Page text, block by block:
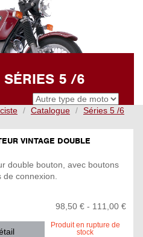
SÉRIES 5 /6
Catalogue Séries 5 /6
VINTAGE DOUBLE
double bouton, avec boutons
de connexion.
98,50 € - 111,00 €
Produit en rupture de
stock